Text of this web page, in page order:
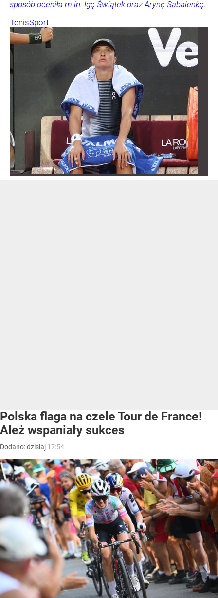
sposób oceniła m.in. Igę Świątek oraz Arynę Sabalenkę.
TenisSport
Polska flaga na czele Tour de France!
Ależ wspaniały sukces
Dodano:dzisiaj 17:54